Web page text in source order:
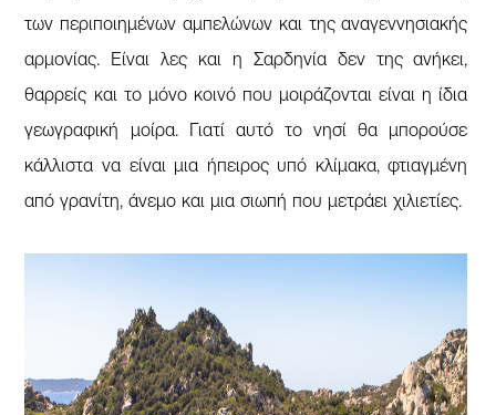
των περιποιημένων αμπελώνων και της αναγεννησιακής
αρμονίας. Είναι λες και η Σαρδηνία δεν της ανήκει,
θαρρείς και το μόνο κοινό που μοιράζονται είναι η ίδια
γεωγραφική μοίρα. Γιατί αυτό το νησί θα μπορούσε
κάλλιστα να είναι μια ήπειρος υπό κλίμακα, φτιαγμένη
από γρανίτη, άνεμο και μια σιωπή που μετράει χιλιετίες.